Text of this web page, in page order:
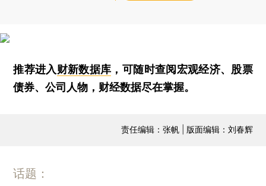
推荐进入财新数据库 ，可随时查阅宏观经济、股票
债券、公司人物，财经数据尽在掌握。
责任编辑：张帆 | 版面编辑：刘春辉
话题：